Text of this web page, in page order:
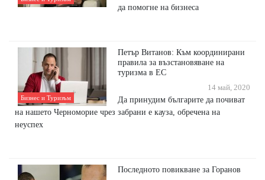
да помогне на бизнеса
Бизнес и Туризъм
Петър Витанов: Към координирани
правила за възстановяване на
туризма в ЕС
14 май, 2020
Да принудим българите да почиват
на нашето Черноморие чрез забрани е кауза, обречена на
неуспех
Последното повикване за Горанов